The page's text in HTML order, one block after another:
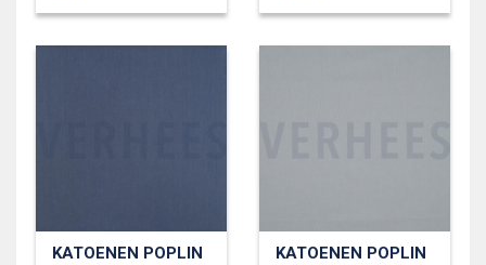
KATOENEN POPLIN KATOENEN POPLIN